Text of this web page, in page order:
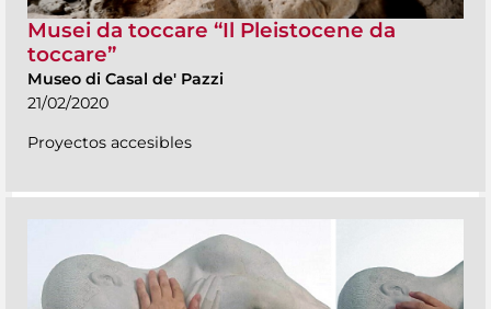
Musei da toccare “Il Pleistocene da
toccare”
Museo di Casal de' Pazzi
21/02/2020
Proyectos accesibles